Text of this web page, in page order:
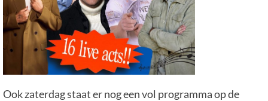
Ook zaterdag staat er nog een vol programma op de